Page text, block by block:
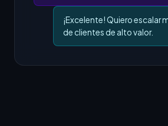
¡Excelente! Quiero escalar
de clientes de alto valor.